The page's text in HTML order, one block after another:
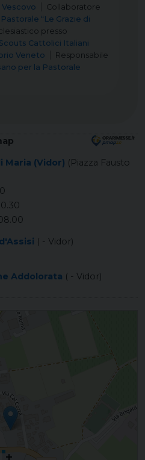
Vescovo
Collaboratore
“Le Grazie di
presso
Cattolici Italiani
Veneto
Responsabile
per la Pastorale
Maria (Vidor) (Piazza Fausto
( - Vidor)
Addolorata ( - Vidor)